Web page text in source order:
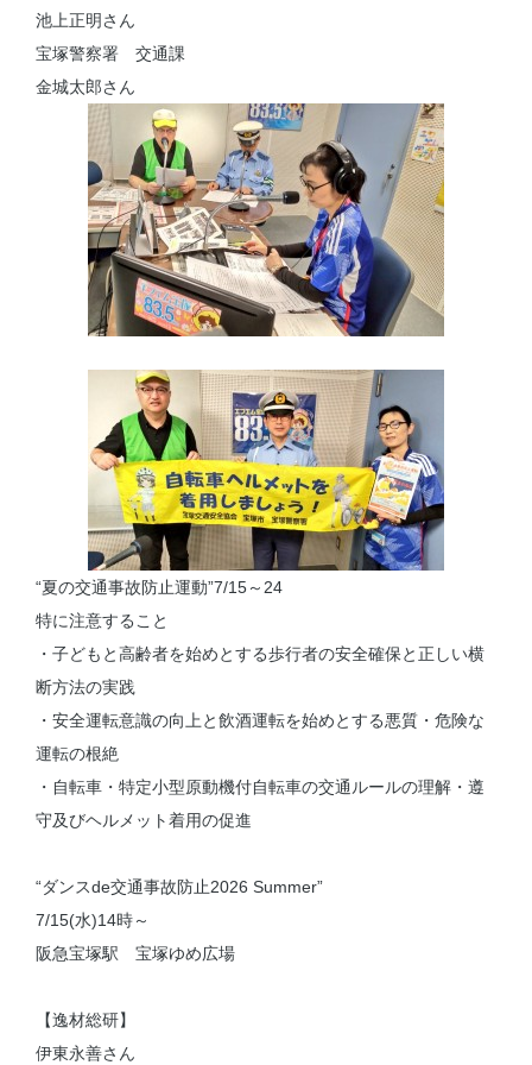
池上正明さん
宝塚警察署 交通課
金城太郎さん
“夏の交通事故防止運動”7/15～24
特に注意すること
・子どもと高齢者を始めとする歩行者の安全確保と正しい横
断方法の実践
・安全運転意識の向上と飲酒運転を始めとする悪質・危険な
運転の根絶
・自転車・特定小型原動機付自転車の交通ルールの理解・遵
守及びヘルメット着用の促進
“ダンスde交通事故防止2026 Summer”
7/15(水)14時～
阪急宝塚駅 宝塚ゆめ広場
【逸材総研】
伊東永善さん